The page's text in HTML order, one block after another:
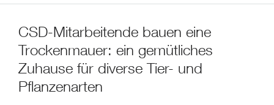
CSD-Mitarbeitende bauen eine
Trockenmauer: ein gemütliches
Zuhause für diverse Tier- und
Pflanzenarten